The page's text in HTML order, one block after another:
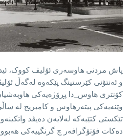
پاش مردنی هاوسەری ئۆلیڤ کووک،
و ئەنتۆنی کێرستینگ پێکەوە لەگەڵ
کۆنتری هاوس_دا پڕۆژەیەکی
تێکستی کتێبەکە لەلایەن دەیڤد
دەکات فۆتۆگرافەر چ گرنگییەکی